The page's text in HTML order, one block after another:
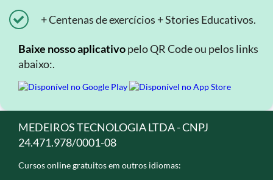
+ Centenas de exercícios + Stories Educativos.
Baixe nosso aplicativopelo QR Code ou pelos links
abaixo:.
MEDEIROS TECNOLOGIA LTDA - CNPJ
24.471.978/0001-08
Cursos online gratuitos em outros idiomas: